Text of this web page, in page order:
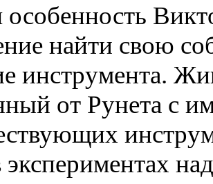
особенность
найти свою
инструмента.
от Рунета с